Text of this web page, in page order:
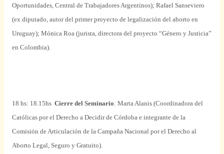
Oportunidades, Central de Trabajadores Argentinos); Rafael Sanseviero
(ex diputado, autor del primer proyecto de legalización del aborto en
Uruguay); Mónica Roa (jurista, directora del proyecto “Género y Justicia”
en Colombia).
18 hs: 18.15hs Cierre del Seminario: Marta Alanis (Coordinadora del
Católicas por el Derecho a Decidir de Córdoba e integrante de la
Comisión de Articulación de la Campaña Nacional por el Derecho al
Aborto Legal, Seguro y Gratuito).